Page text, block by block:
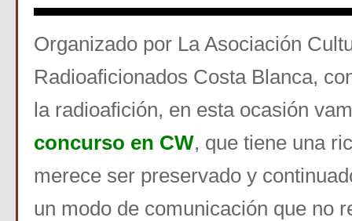
Organizado por La Asociación
Radioaficionados Costa Blanca,
la radioafición, en esta ocasión
concurso en CW, que tiene una
merece ser preservado y
un modo de comunicación que no